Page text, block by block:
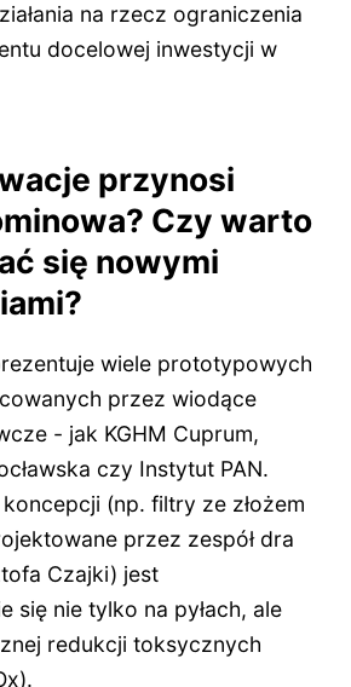
na rzecz ograniczenia
docelowej inwestycji w
przynosi
Czy warto
się nowymi
wiele prototypowych
przez wiodące
- jak KGHM Cuprum,
czy Instytut PAN.
(np. filtry ze złożem
przez zespół dra
Czajki) jest
się nie tylko na pyłach, ale
redukcji toksycznych